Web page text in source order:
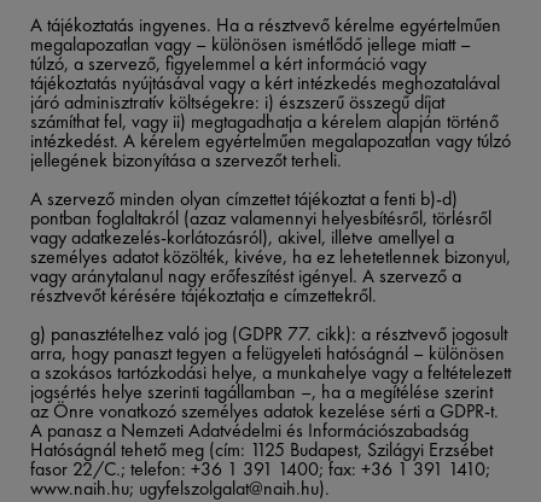
A tájékoztatás ingyenes. Ha a résztvevő kérelme egyértelműen
megalapozatlan vagy – különösen ismétlődő jellege miatt –
túlzó, a szervező, figyelemmel a kért információ vagy
tájékoztatás nyújtásával vagy a kért intézkedés meghozatalával
járó adminisztratív költségekre: i) észszerű összegű díjat
számíthat fel, vagy ii) megtagadhatja a kérelem alapján történő
intézkedést. A kérelem egyértelműen megalapozatlan vagy túlzó
jellegének bizonyítása a szervezőt terheli.​
​
A szervező minden olyan címzettet tájékoztat a fenti b)-d)
pontban foglaltakról (azaz valamennyi helyesbítésről, törlésről
vagy adatkezelés-korlátozásról), akivel, illetve amellyel a
személyes adatot közölték, kivéve, ha ez lehetetlennek bizonyul,
vagy aránytalanul nagy erőfeszítést igényel. A szervező a
résztvevőt kérésére tájékoztatja e címzettekről.​
g) panasztételhez való jog (GDPR 77. cikk): a résztvevő jogosult
arra, hogy panaszt tegyen a felügyeleti hatóságnál – különösen
a szokásos tartózkodási helye, a munkahelye vagy a feltételezett
jogsértés helye szerinti tagállamban –, ha a megítélése szerint
az Önre vonatkozó személyes adatok kezelése sérti a GDPR-t.
A panasz a Nemzeti Adatvédelmi és Információszabadság
Hatóságnál tehető meg (cím: 1125 Budapest, Szilágyi Erzsébet
fasor 22/C.; telefon: +36 1 391 1400; fax: +36 1 391 1410;
www.naih.hu; ugyfelszolgalat@naih.hu).​